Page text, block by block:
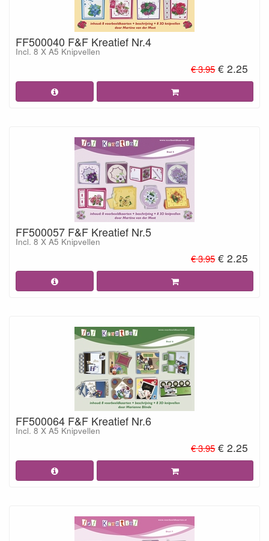
FF500040 F&F Kreatief Nr.4
Incl. 8 X A5 Knipvellen
€ 3.95 € 2.25
FF500057 F&F Kreatief Nr.5
Incl. 8 X A5 Knipvellen
€ 3.95 € 2.25
FF500064 F&F Kreatief Nr.6
Incl. 8 X A5 Knipvellen
€ 3.95 € 2.25